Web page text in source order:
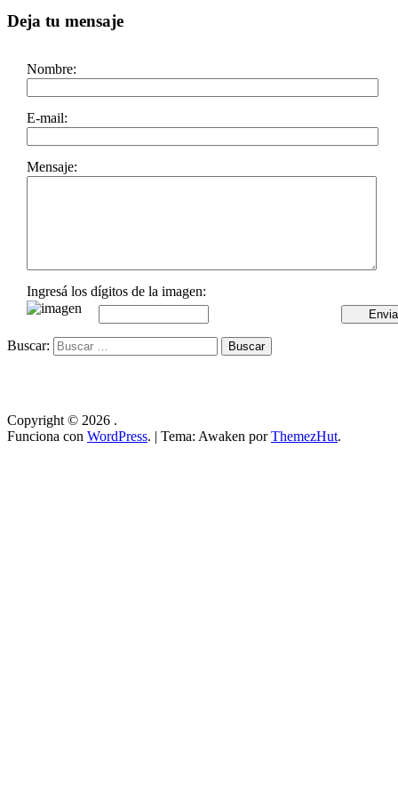
Deja tu mensaje
Nombre:
E-mail:
Mensaje:
Ingresá los dígitos de la imagen:
Buscar:
Copyright © 2026 .
Funciona con WordPress. | Tema: Awaken porThemezHut.